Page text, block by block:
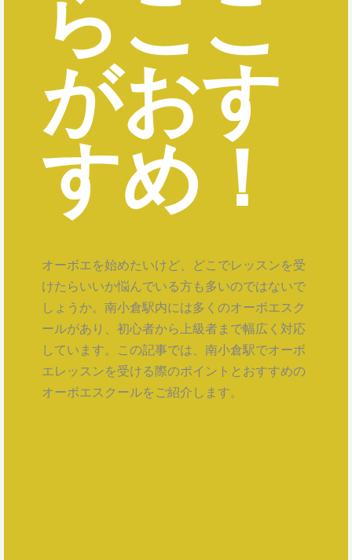
らここ
がおす
すめ！
オーボエを始めたいけど、どこでレッスンを受
けたらいいか悩んでいる方も多いのではないで
しょうか。南小倉駅内には多くのオーボエスク
ールがあり、初心者から上級者まで幅広く対応
しています。この記事では、南小倉駅でオーボ
エレッスンを受ける際のポイントとおすすめの
オーボエスクールをご紹介します。